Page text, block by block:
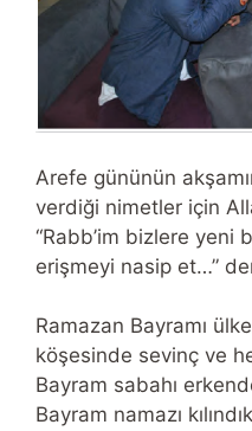
Arefe gününün
verdiği nimetler için
“Rabb’im bizlere yeni
erişmeyi nasip et…”
Ramazan Bayramı
köşesinde sevinç ve
Bayram sabahı
Bayram namazı